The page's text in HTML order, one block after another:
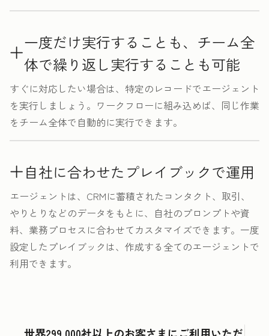
一度だけ実行することも、チーム全
体で繰り返し実行することも可能
すぐに対応したい場合は、特定のレコードでエージェント
を実行しましょう。ワークフローに組み込めば、同じ作業
をチーム全体で自動的に実行できます。
自社に合わせたプレイブックで運用
エージェントは、CRMに蓄積されたコンタクト、取引、
やりとりなどのデータをもとに、自社のプロンプトや資
料、業務プロセスに合わせてカスタマイズできます。一度
設定したプレイブックは、作成する全てのエージェントで
利用できます。